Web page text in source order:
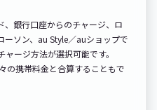
銀行口座からのチャージ、ロ
ーソン、au Style／auショップで
ージ方法が選択可能です。
の携帯料金と合算することもで